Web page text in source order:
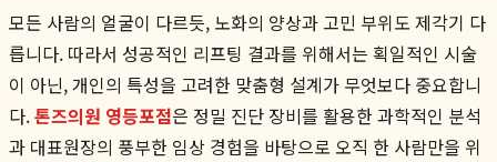
모든 사람의 얼굴이 다르듯, 노화의 양상과 고민 부위도 제각기 다
릅니다. 따라서 성공적인 리프팅 결과를 위해서는 획일적인 시술
이 아닌, 개인의 특성을 고려한 맞춤형 설계가 무엇보다 중요합니
다.톤즈의원 영등포점은 정밀 진단 장비를 활용한 과학적인 분석
과 대표원장의 풍부한 임상 경험을 바탕으로 오직 한 사람만을 위